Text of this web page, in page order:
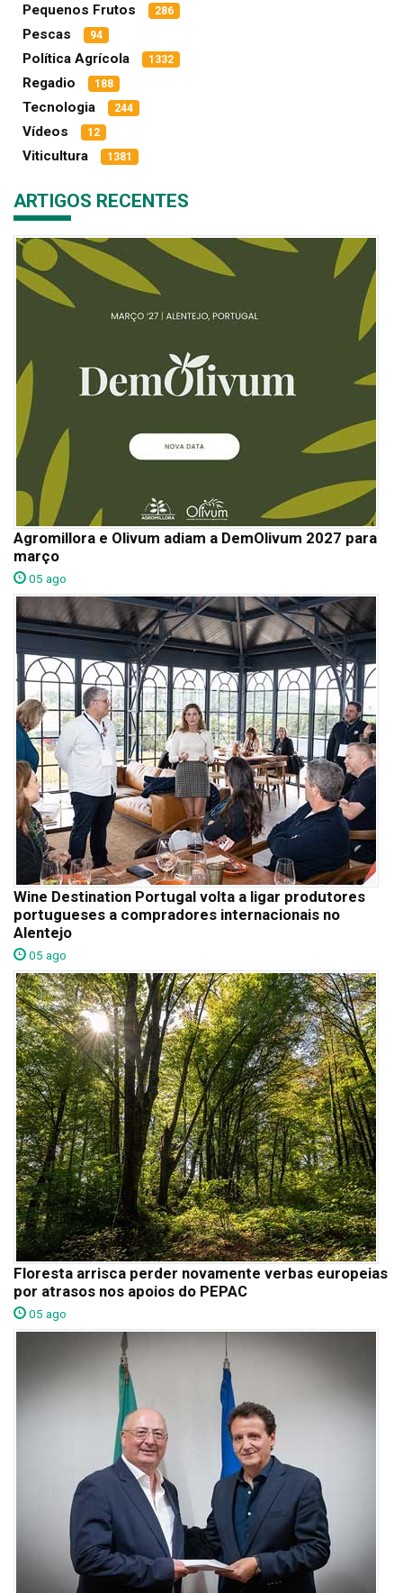
Pequenos Frutos 286
Pescas 94
Política Agrícola 1332
Regadio 188
Tecnologia 244
Vídeos 12
Viticultura 1381
ARTIGOS RECENTES
Agromillora e Olivum adiam a DemOlivum 2027 para
março
05 ago
Wine Destination Portugal volta a ligar produtores
portugueses a compradores internacionais no
Alentejo
05 ago
Floresta arrisca perder novamente verbas europeias
por atrasos nos apoios do PEPAC
05 ago